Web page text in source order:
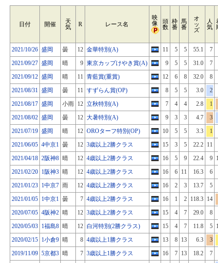
日付 開催
天
気
R レース名
映
像
頭
数
枠
番
馬
番
オ
ッ
ズ
人
気
2021/10/26 盛岡 曇 12 金華特別(A) 11 5 5 55.1
7
2021/09/27 盛岡 晴 9 東京カップけやき賞(A) 9 5 5 31.0
7
2021/09/12 盛岡 晴 11 青藍賞(重賞) 12 6 8 32.0
8
2021/08/31 盛岡 曇 11 すずらん賞(OP) 8 5 5 3.0
2
2021/08/17 盛岡 小雨 12 立秋特別(A) 7 4 4 2.8
1
2021/08/02 盛岡 曇 12 大暑特別(A) 9 3 3 4.7
3
2021/07/19 盛岡 晴 12 OROターフ特別(OP) 10 5 5 3.3
1
2021/06/05 4中京1 曇 12 3歳以上2勝クラス 15 3 5 22.2 11
2021/04/18 2阪神8 晴 12 4歳以上2勝クラス 16 5 9 22.4 9
2021/02/20 1阪神3 晴 12 4歳以上2勝クラス 16 6 11 16.3
6
2021/01/23 1中京7 雨 12 4歳以上2勝クラス 16 2 3 13.7
5
2021/01/05 1中京1 曇 7 4歳以上2勝クラス 16 1 2 118.3 14
2020/07/05 4阪神2 晴 12 3歳以上2勝クラス 15 4 7 29.0
8
2020/05/03 1福島8 晴 12 白河特別(2勝クラス) 15 4 7 11.8 5
2020/02/15 1小倉9 晴 8 4歳以上1勝クラス 13 8 13 6.3
3
2019/11/09 5京都3 晴 7 3歳以上1勝クラス 16 7 13 18.2
7